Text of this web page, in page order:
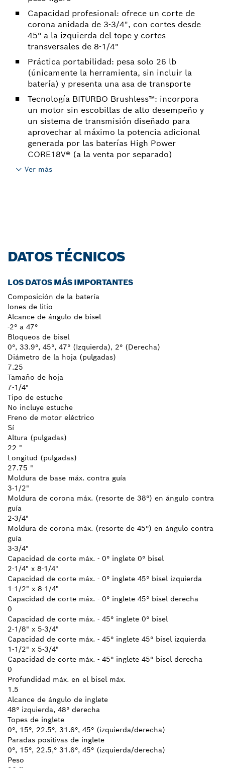
Capacidad profesional: ofrece un corte de
corona anidada de 3-3/4", con cortes desde
45° a la izquierda del tope y cortes
transversales de 8-1/4"
Práctica portabilidad: pesa solo 26 lb
(únicamente la herramienta, sin incluir la
batería) y presenta una asa de transporte
Tecnología BITURBO Brushless™: incorpora
un motor sin escobillas de alto desempeño y
un sistema de transmisión diseñado para
aprovechar al máximo la potencia adicional
generada por las baterías High Power
CORE18V® (a la venta por separado)
Ver más
DATOS TÉCNICOS
LOS DATOS MÁS IMPORTANTES
Composición de la batería
Iones de litio
Alcance de ángulo de bisel
-2° a 47°
Bloqueos de bisel
0°, 33.9°, 45°, 47° (Izquierda), 2° (Derecha)
Diámetro de la hoja (pulgadas)
7.25
Tamaño de hoja
7-1/4"
Tipo de estuche
No incluye estuche
Freno de motor eléctrico
Sí
Altura (pulgadas)
22 "
Longitud (pulgadas)
27.75 "
Moldura de base máx. contra guía
3-1/2"
Moldura de corona máx. (resorte de 38°) en ángulo contra
guía
2-3/4"
Moldura de corona máx. (resorte de 45°) en ángulo contra
guía
3-3/4"
Capacidad de corte máx. - 0° inglete 0° bisel
2-1/4" x 8-1/4"
Capacidad de corte máx. - 0° inglete 45° bisel izquierda
1-1/2" x 8-1/4"
Capacidad de corte máx. - 0° inglete 45° bisel derecha
0
Capacidad de corte máx. - 45° inglete 0° bisel
2-1/8" x 5-3/4"
Capacidad de corte máx. - 45° inglete 45° bisel izquierda
1-1/2" x 5-3/4"
Capacidad de corte máx. - 45° inglete 45° bisel derecha
0
Profundidad máx. en el bisel máx.
1.5
Alcance de ángulo de inglete
48° izquierda, 48° derecha
Topes de inglete
0°, 15°, 22.5°, 31.6°, 45° (izquierda/derecha)
Paradas positivas de inglete
0°, 15°, 22.5,° 31.6°, 45° (izquierda/derecha)
Peso